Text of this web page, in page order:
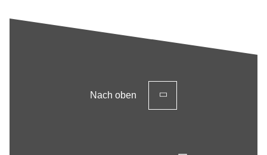
Nach oben